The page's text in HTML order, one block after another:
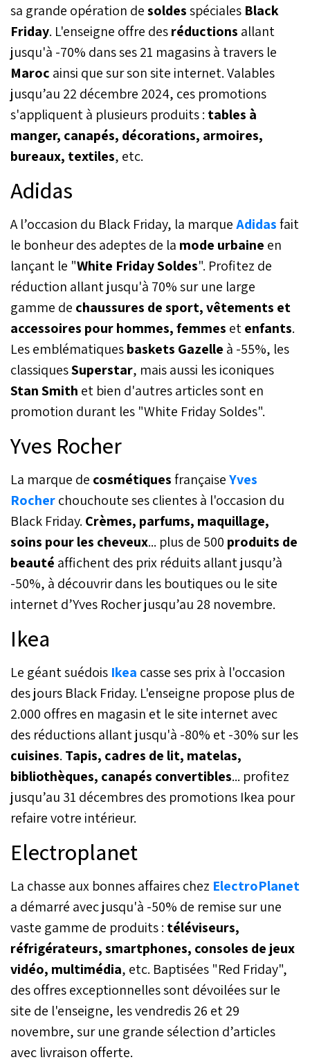
sa grande opération desoldesspéciales Black
Friday. L'enseigne offre desréductions allant
jusqu'à -70% dans ses 21 magasins à travers le
Maroc ainsi que sur son site internet. Valables
jusqu’au 22 décembre 2024, ces promotions
s'appliquent à plusieurs produits : tables à
manger, canapés, décorations, armoires,
bureaux, textiles, etc.
Adidas
A l’occasion du Black Friday, la marqueAdidasfait
le bonheur des adeptes de la mode urbaine en
lançant le "White Friday Soldes". Profitez de
réduction allant jusqu'à 70% sur une large
gamme de chaussures de sport, vêtements et
accessoires pour hommes, femmes etenfants.
Les emblématiquesbaskets Gazelle à -55%, les
classiquesSuperstar, mais aussi les iconiques
Stan Smith et bien d'autres articles sont en
promotion durant les "White Friday Soldes".
Yves Rocher
La marque de cosmétiquesfrançaiseYves
Rocherchouchoute ses clientes à l'occasion du
Black Friday. Crèmes, parfums, maquillage,
soins pour les cheveux... plus de 500 produits de
beauté affichent des prix réduits allant jusqu’à
-50%, à découvrir dans les boutiques ou le site
internet d’Yves Rocher jusqu’au 28 novembre.
Ikea
Le géant suédois Ikea casse ses prix à l'occasion
des jours Black Friday. L'enseigne propose plus de
2.000 offres en magasin et le site internet avec
des réductions allant jusqu'à -80% et -30% sur les
cuisines. Tapis, cadres de lit, matelas,
bibliothèques, canapés convertibles... profitez
jusqu’au 31 décembres des promotions Ikea pour
refaire votre intérieur.
Electroplanet
La chasse aux bonnes affaires chez ElectroPlanet
a démarré avec jusqu'à -50% de remise sur une
vaste gamme de produits : téléviseurs,
réfrigérateurs, smartphones, consoles de jeux
vidéo, multimédia, etc. Baptisées "Red Friday",
des offres exceptionnelles sont dévoilées sur le
site de l'enseigne, les vendredis 26 et 29
novembre, sur une grande sélection d’articles
avec livraison offerte.